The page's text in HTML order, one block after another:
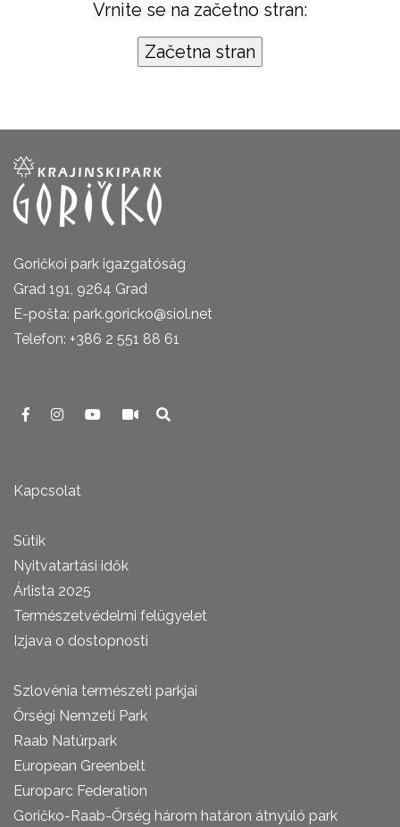
Vrnite se na začetno stran:
Goričkoi park igazgatóság
Grad 191, 9264 Grad
E-pošta: park.goricko@siol.net
Telefon: +386 2 551 88 61
Kapcsolat
Sütik
Nyitvatartási idők
Árlista 2025
Természetvédelmi felügyelet
Izjava o dostopnosti
Szlovénia természeti parkjai
Őrségi Nemzeti Park
Raab Natúrpark
European Greenbelt
Europarc Federation
Goričko-Raab-Őrség három határon átnyúló park